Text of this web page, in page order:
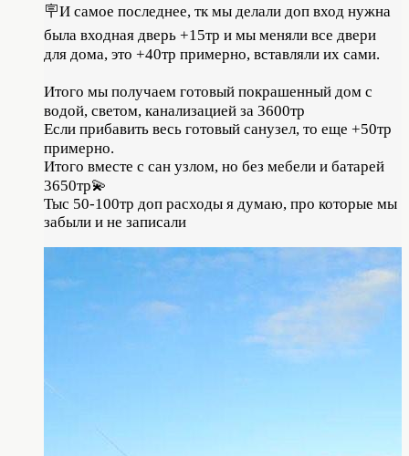
🪧И самое последнее, тк мы делали доп вход нужна
была входная дверь +15тр и мы меняли все двери
для дома, это +40тр примерно, вставляли их сами. ⠀
Итого мы получаем готовый покрашенный дом с
водой, светом, канализацией за 3600тр⠀
Если прибавить весь готовый санузел, то еще +50тр
примерно. ⠀
Итого вместе с сан узлом, но без мебели и батарей
3650тр💫 ⠀
Тыс 50-100тр доп расходы я думаю, про которые мы
забыли и не записали